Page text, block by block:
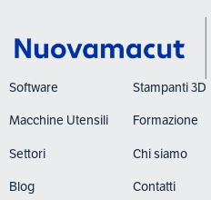
Software Stampanti 3D
Macchine Utensili Formazione
Settori Chi siamo
Blog Contatti